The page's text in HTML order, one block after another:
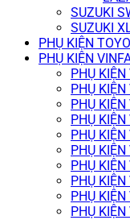
SUZUKI
SUZUKI
PHỤ KIỆN
PHỤ KIỆN
PHỤ KIỆN
PHỤ KIỆN
PHỤ
PHỤ
PHỤ KIỆN
PHỤ
PHỤ
PHỤ
PHỤ
PHỤ